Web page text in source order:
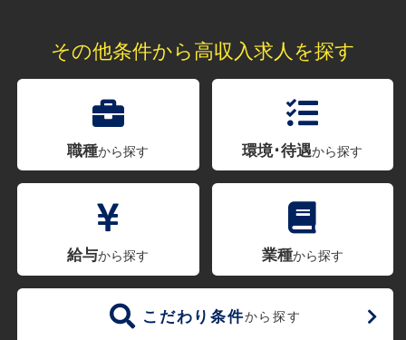
その他条件から高収入求人を探す
職種から探す 環境･待遇から探す
給与から探す 業種から探す
こだわり条件から探す